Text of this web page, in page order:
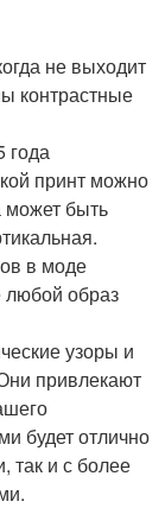
не выходит
контрастные
года
принт можно
может быть
в моде
образ
узоры и
привлекают
будет отлично
так и с более